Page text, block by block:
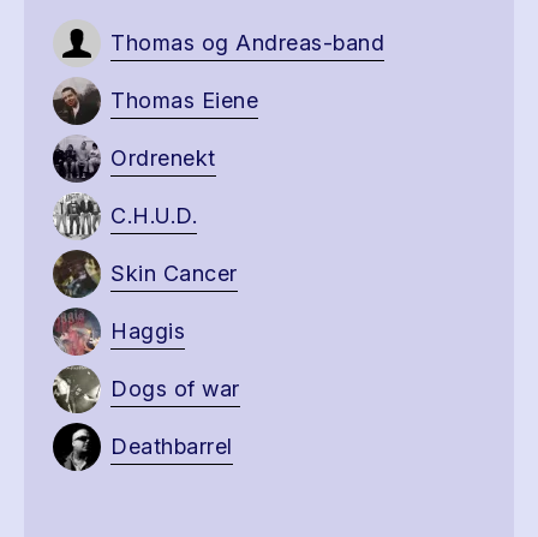
Thomas og Andreas-band
Thomas Eiene
Ordrenekt
C.H.U.D.
Skin Cancer
Haggis
Dogs of war
Deathbarrel